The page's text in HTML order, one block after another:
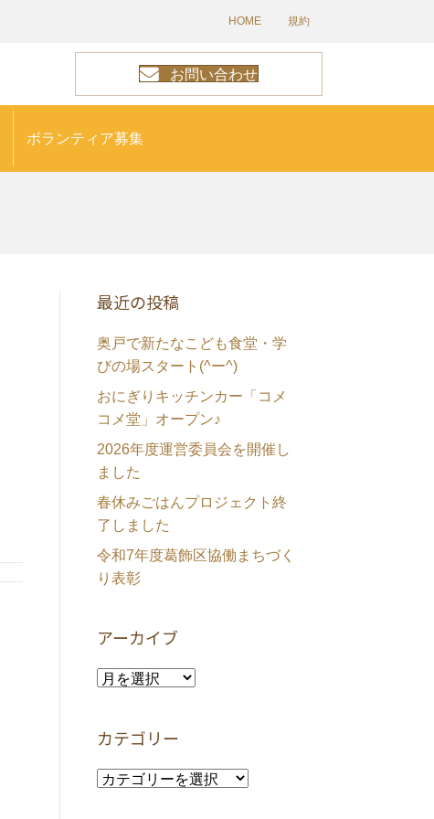
HOME 規約
お問い合わせ
ボランティア募集
最近の投稿
奥戸で新たなこども食堂・学
びの場スタート(^ー^)
おにぎりキッチンカー「コメ
コメ堂」オープン♪
2026年度運営委員会を開催し
ました
春休みごはんプロジェクト終
了しました
令和7年度葛飾区協働まちづく
り表彰
アーカイブ
ア
イ
ブ
カテゴリー
カ